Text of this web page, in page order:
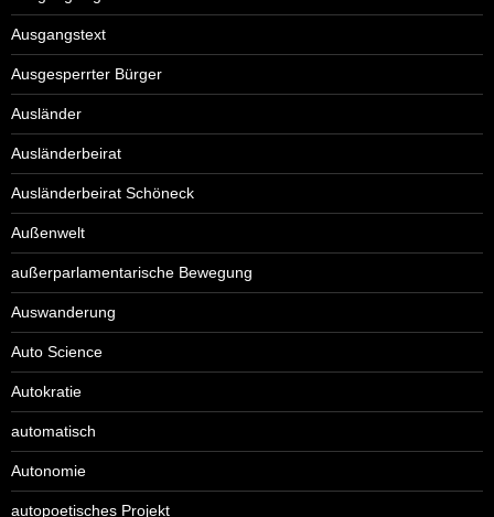
Ausgangstext
Ausgesperrter Bürger
Ausländer
Ausländerbeirat
Ausländerbeirat Schöneck
Außenwelt
außerparlamentarische Bewegung
Auswanderung
Auto Science
Autokratie
automatisch
Autonomie
autopoetisches Projekt